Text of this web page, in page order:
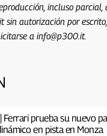
incluso parcial,
sin autorización por
a info@p300.it.
Ferrari prueba su nuevo
en pista en Monza